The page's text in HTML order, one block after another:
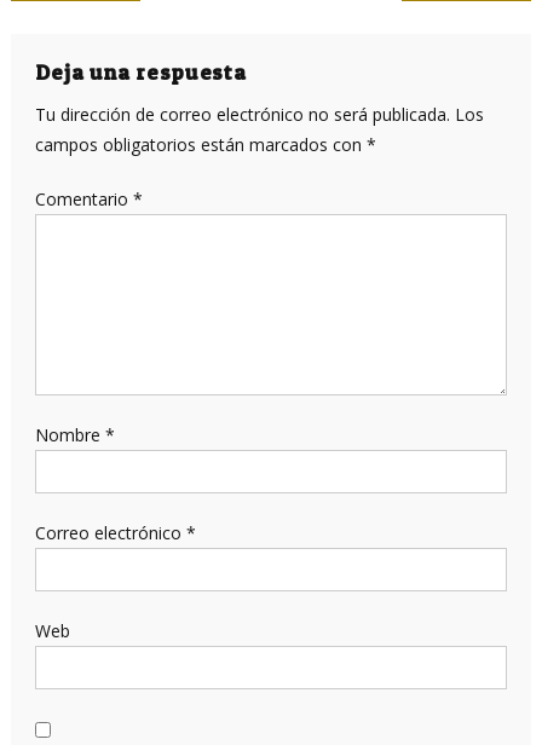
entradas
Deja una respuesta
Tu dirección de correo electrónico no será publicada. Los
campos obligatorios están marcados con *
Comentario *
Nombre *
Correo electrónico *
Web